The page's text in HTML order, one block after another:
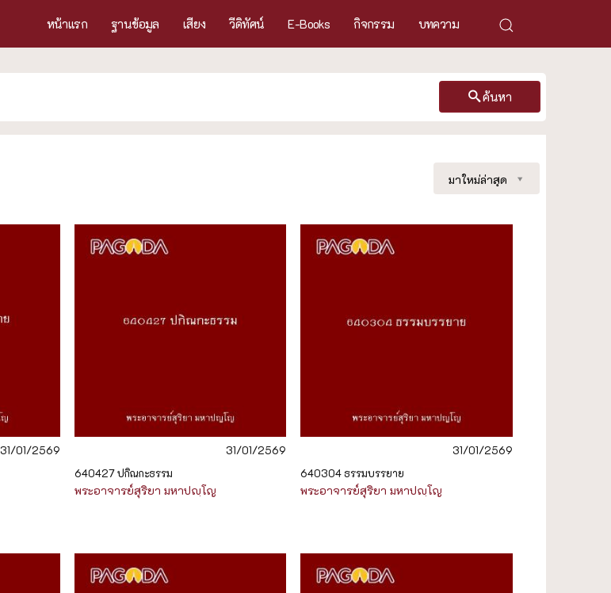
หน้าแรก ฐานข้อมูล เสียง วีดิทัศน์ E-Books กิจกรรม บทความ
ค้นหา
มาใหม่ล่าสุด
31/01/2569
31/01/2569
640427 ปกิณกะธรรม
พระอาจารย์สุริยา มหาปญฺโญ
31/01/2569
640304 ธรรมบรรยาย
พระอาจารย์สุริยา มหาปญฺโญ